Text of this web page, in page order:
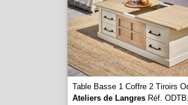
Table Basse 1 Coffre 2 Tiroirs
Ateliers de LangresRéf.